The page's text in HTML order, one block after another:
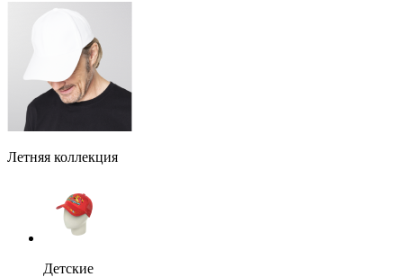
Летняя коллекция
Детские